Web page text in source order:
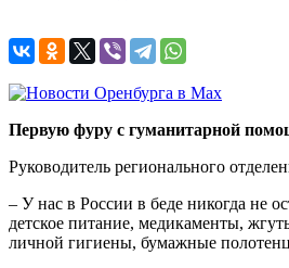
Первую фуру с гуманитарной
Руководитель регионального
– У нас в России в беде никогда не
детское питание, медикаменты,
личной гигиены, бумажные